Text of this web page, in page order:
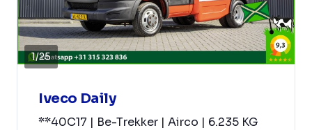
1/25
Iveco Daily
**40C17 | Be-Trekker | Airco | 6.235 KG